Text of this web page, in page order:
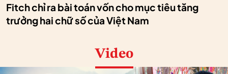
Fitch chỉ ra bài toán vốn cho mục tiêu tăng
trưởng hai chữ số của Việt Nam
Video